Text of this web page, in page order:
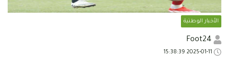
الأخبار الوطنية